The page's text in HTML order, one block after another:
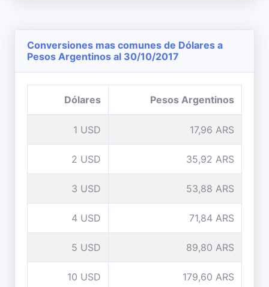
Conversiones mas comunes de Dólares a
Pesos Argentinos al 30/10/2017
Dólares Pesos Argentinos
1 USD 17,96 ARS
2 USD 35,92 ARS
3 USD 53,88 ARS
4 USD 71,84 ARS
5 USD 89,80 ARS
10 USD 179,60 ARS